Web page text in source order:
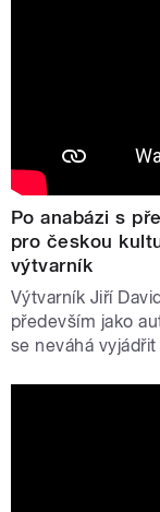
Po anabázi s
pro českou
výtvarník
Výtvarník Jiří
především jako
se neváhá